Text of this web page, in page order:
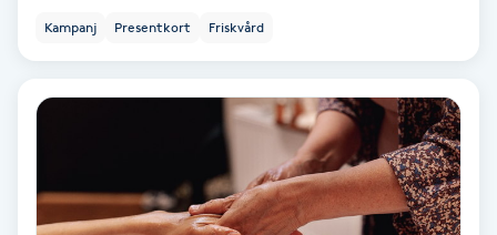
Face framing
Faceliftmassage
Fettreducering
Kampanj Presentkort Friskvård